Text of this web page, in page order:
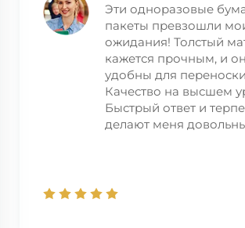
Эти одноразовые
пакеты превзошли
ожидания! Толстый
кажется прочным, и
удобны для
Качество на высшем
Быстрый ответ и
делают меня